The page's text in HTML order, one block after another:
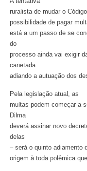
ruralista de mudar o
possibilidade de pagar
está a um passo de se
do
processo ainda vai exigir
canetada
adiando a autuação dos
Pela legislação atual, as
multas podem começar a
Dilma
deverá assinar novo
delas
– será o quinto adiamento
origem à toda polêmica